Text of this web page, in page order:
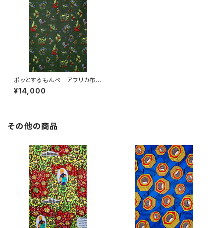
ポッとするもんぺ アフリカ布
No.94
¥14,000
その他の商品